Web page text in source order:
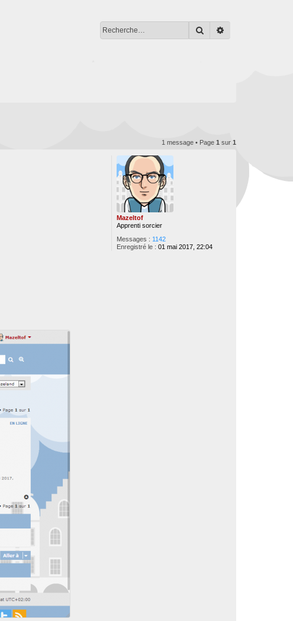
Rechercher
1 message • Page 1 sur 1
Mazeltof
Apprenti sorcier
Messages : 1142
Enregistré le : 01 mai 2017, 22:04